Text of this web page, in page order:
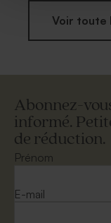
Voir toute
Abonnez-
informé.
de réduction.
Prénom
E-mail